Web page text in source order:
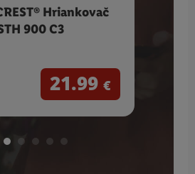
Hriankovač
900 C3
21.99 €